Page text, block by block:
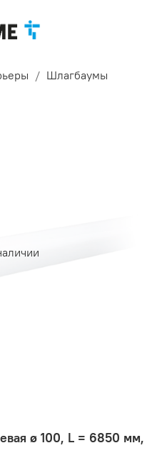
Шлагбаумы
ø 100, L = 6850 мм,